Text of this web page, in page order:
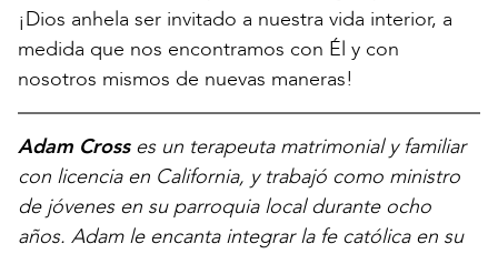
¡Dios anhela ser invitado a nuestra vida interior, a
medida que nos encontramos con Él y con
nosotros mismos de nuevas maneras!
Adam Crosses un terapeuta matrimonial y familiar
con licencia en California, y trabajó como ministro
de jóvenes en su parroquia local durante ocho
años. Adam le encanta integrar la fe católica en su